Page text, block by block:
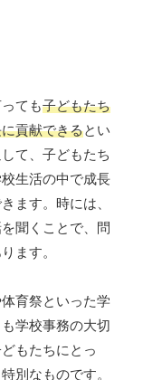
ても子どもたち
貢献できるとい
て、子どもたち
生活の中で成長
ます。時には、
聞くことで、問
ます。
育祭といった学
学校事務の大切
もたちにとっ
別なものです。